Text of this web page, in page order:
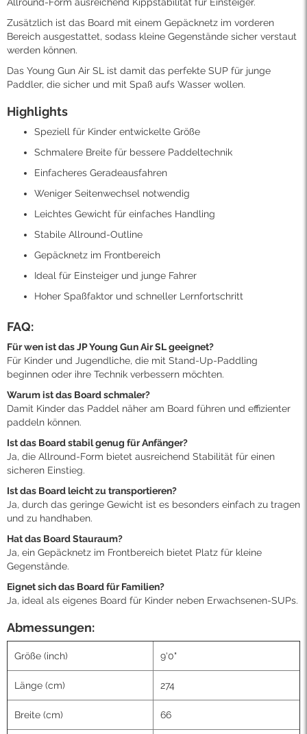
Allround-Form ausreichend Kippstabilität für Einsteiger.
Zusätzlich ist das Board mit einem Gepäcknetz im vorderen
Bereich ausgestattet, sodass kleine Gegenstände sicher verstaut
werden können.
Das Young Gun Air SL ist damit das perfekte SUP für junge
Paddler, die sicher und mit Spaß aufs Wasser wollen.
Highlights
Speziell für Kinder entwickelte Größe
Schmalere Breite für bessere Paddeltechnik
Einfacheres Geradeausfahren
Weniger Seitenwechsel notwendig
Leichtes Gewicht für einfaches Handling
Stabile Allround-Outline
Gepäcknetz im Frontbereich
Ideal für Einsteiger und junge Fahrer
Hoher Spaßfaktor und schneller Lernfortschritt
FAQ:
Für wen ist das JP Young Gun Air SL geeignet?
Für Kinder und Jugendliche, die mit Stand-Up-Paddling
beginnen oder ihre Technik verbessern möchten.
Warum ist das Board schmaler?
Damit Kinder das Paddel näher am Board führen und effizienter
paddeln können.
Ist das Board stabil genug für Anfänger?
Ja, die Allround-Form bietet ausreichend Stabilität für einen
sicheren Einstieg.
Ist das Board leicht zu transportieren?
Ja, durch das geringe Gewicht ist es besonders einfach zu tragen
und zu handhaben.
Hat das Board Stauraum?
Ja, ein Gepäcknetz im Frontbereich bietet Platz für kleine
Gegenstände.
Eignet sich das Board für Familien?
Ja, ideal als eigenes Board für Kinder neben Erwachsenen-SUPs.
Abmessungen:
Größe (inch) 9'0"
Länge (cm) 274
Breite (cm) 66